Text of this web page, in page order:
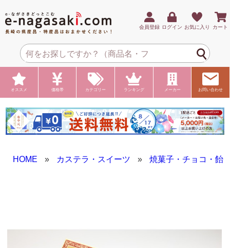
会員登録 ログイン お気に入り カート
オススメ 価格帯 カテゴリー ランキング メーカー お問い合わせ
HOME » カステラ・スイーツ » 焼菓子・チョコ・飴